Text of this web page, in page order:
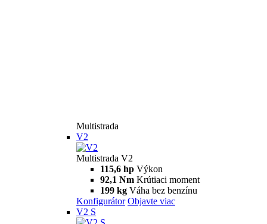
Multistrada
V2
Multistrada V2
115,6 hp Výkon
92,1 Nm Krútiaci moment
199 kg Váha bez benzínu
Konfigurátor Objavte viac
V2 S